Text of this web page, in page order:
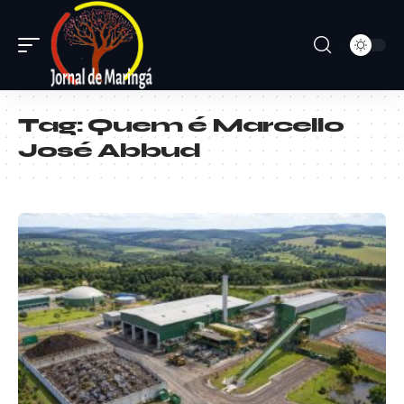
Tag:Quem é Marcello
José Abbud